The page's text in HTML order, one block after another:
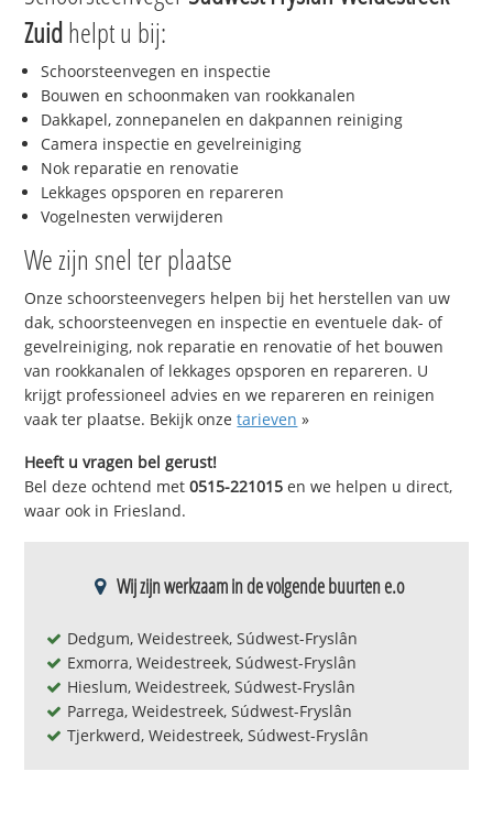
Zuidhelpt u bij:
Schoorsteenvegen en inspectie
Bouwen en schoonmaken van rookkanalen
Dakkapel, zonnepanelen en dakpannen reiniging
Camera inspectie en gevelreiniging
Nok reparatie en renovatie
Lekkages opsporen en repareren
Vogelnesten verwijderen
We zijn snel ter plaatse
Onze schoorsteenvegers helpen bij het herstellen van uw
dak, schoorsteenvegen en inspectie en eventuele dak- of
gevelreiniging, nok reparatie en renovatie of het bouwen
van rookkanalen of lekkages opsporen en repareren. U
krijgt professioneel advies en we repareren en reinigen
vaak ter plaatse. Bekijk onzetarieven »
Heeft u vragen bel gerust!
Bel deze ochtend met0515-221015 en we helpen u direct,
waar ook in Friesland.
Wij zijn werkzaam in de volgende buurten e.o
Dedgum, Weidestreek, Súdwest-Fryslân
Exmorra, Weidestreek, Súdwest-Fryslân
Hieslum, Weidestreek, Súdwest-Fryslân
Parrega, Weidestreek, Súdwest-Fryslân
Tjerkwerd, Weidestreek, Súdwest-Fryslân